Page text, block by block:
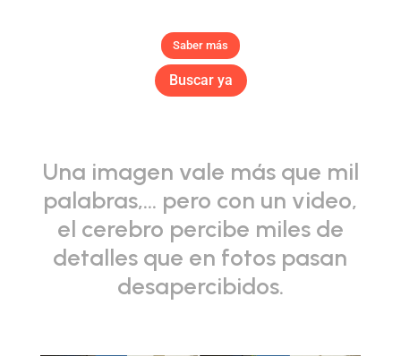
Saber más
Buscar ya
Una imagen vale más que mil
palabras,… pero con un video,
el cerebro percibe miles de
detalles que en fotos pasan
desapercibidos.